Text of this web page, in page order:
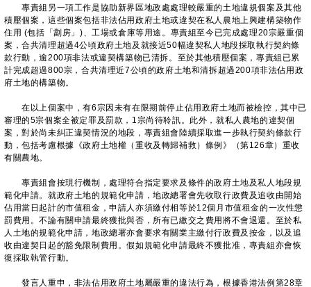
專責組另一項工作是協助新界區地政處處理較嚴重的土地違規個案及其他
積壓個案，這些個案包括非法佔用政府土地或違契在私人農地上興建構築物作
住用 (包括「劏房」)、工場或倉庫等用途。專責組至今已完成處理20宗嚴重個
案，合共清理超過4公頃政府土地及就接近50幅違契私人地段採取執行契約條
款行動，逾200項非法或違契構築物已清拆。至於其他積壓個案，專責組已累
計完成超過800宗，合共清理近7公頃的政府土地和清拆超過200項非法佔用政
府土地的構築物。
在以上個案中，有6宗因未有在限期前停止佔用政府土地而被檢控，其中已
審理的5宗個案全被定罪及罰款，1宗尚待聆訊。此外，就私人農地的違契個
案，對於尚未糾正違契情況的地段，專責組會陸續採取進一步執行契約條款行
動，包括考慮根據《政府土地權（重收及轉歸補救）條例》（第126章）重收
有關農地。
專責組會按現行機制，處理符合指定要求及條件的政府土地及私人地段規
範化申請。就政府土地的規範化申請，地政總署會先收取行政費及追收由開始
佔用當日起計的市值租金，申請人亦須繳付相等於12個月市值租金的一次性懲
罰費用。不論有關申請最終獲批與否，所有已繳交之費用將不會退還。至於私
人土地的規範化申請，地政總署亦會要求有關業主繳付行政費及按金，以及追
收由違契日起的豁免限制費用。假如規範化申請最終不獲批准，專責組亦會恢
復採取執管行動。
發言人重申，非法佔用政府土地屬嚴重的違法行為，根據香港法例第28章